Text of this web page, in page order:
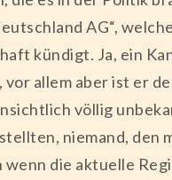
AG“,
kündigt. Ja, ein
allem aber ist er
völlig
niemand, den
die aktuelle